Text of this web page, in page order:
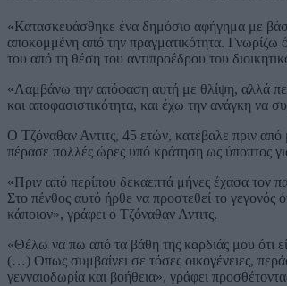
«Κατασκευάσθηκε ένα δημόσιο αφήγημα με
αποκομμένη από την πραγματικότητα. Γνωρίζω
του από τη θέση του αντιπροέδρου του
«Λαμβάνω την απόφαση αυτή με θλίψη, αλλά
και αποφασιστικότητα, και έχω την ανάγκη να
Ο Τζόναθαν Αντιτς, 45 ετών, κατέβαλε πριν
πέρασε πολλές ώρες υπό κράτηση ως ύποπτος
«Πριν από περίπου δεκαεπτά μήνες έχασα τον
Στο πένθος αυτό ήρθε να προστεθεί το γεγονός
κάποιον», γράφει ο Τζόναθαν Αντιτς.
«Θέλω να πω από τα βάθη της καρδιάς μου ότι
(…) Οπως συμβαίνει σε τόσες οικογένειες,
γενναιοδωρία και βοήθεια», γράφει